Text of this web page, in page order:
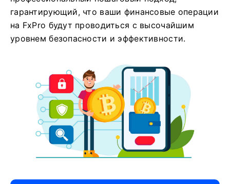
гарантирующий, что ваши финансовые операции
на FxPro будут проводиться с высочайшим
уровнем безопасности и эффективности.